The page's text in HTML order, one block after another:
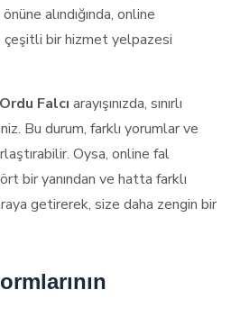
önüne alındığında, online
bir hizmet yelpazesi
Ordu Falcı arayışınızda, sınırlı
Bu durum, farklı yorumlar ve
Oysa, online fal
bir yanından ve hatta farklı
getirerek, size daha zengin bir